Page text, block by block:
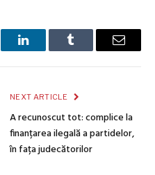
LinkedInTumblr Email
NEXT ARTICLE
A recunoscut tot: complice la
finanțarea ilegală a partidelor,
în fața judecătorilor